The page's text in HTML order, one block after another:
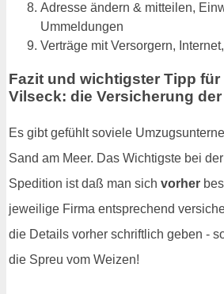
Adresse ändern & mitteilen,
Ummeldungen
Verträge mit Versorgern,
Fazit und wichtigster Tipp für
Vilseck: die Versicherung
Es gibt gefühlt soviele
Sand am Meer. Das Wichtigste bei
Spedition ist daß man sich vorher
jeweilige Firma entsprechend
die Details vorher schriftlich geben -
die Spreu vom Weizen!